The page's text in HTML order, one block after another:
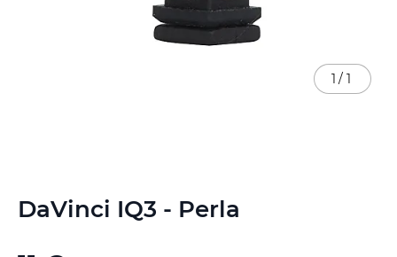
DaVinci IQ3 - Perla
1 / 1
na